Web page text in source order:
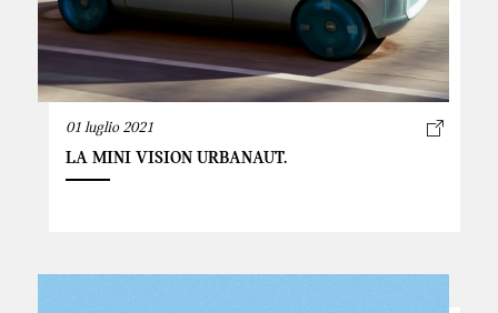
01 luglio 2021
LA MINI VISION URBANAUT.